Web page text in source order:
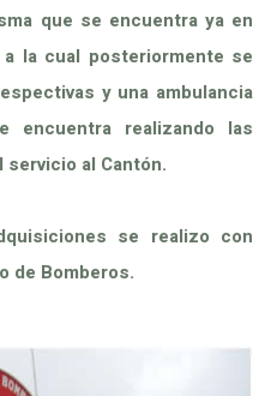
que se encuentra ya en
la cual posteriormente se
y una ambulancia
realizando las
al Cantón.
se realizo con
de Bomberos.